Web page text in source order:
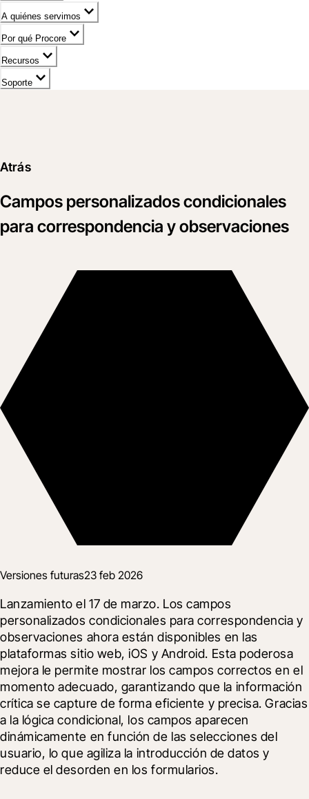
A quiénes servimos
Por qué Procore
Recursos
Soporte
Atrás
Campos personalizados condicionales
para correspondencia y observaciones
Versiones futuras23 feb 2026
Lanzamiento el 17 de marzo. Los campos
personalizados condicionales para correspondencia y
observaciones ahora están disponibles en las
plataformas sitio web, iOS y Android. Esta poderosa
mejora le permite mostrar los campos correctos en el
momento adecuado, garantizando que la información
crítica se capture de forma eficiente y precisa. Gracias
a la lógica condicional, los campos aparecen
dinámicamente en función de las selecciones del
usuario, lo que agiliza la introducción de datos y
reduce el desorden en los formularios.